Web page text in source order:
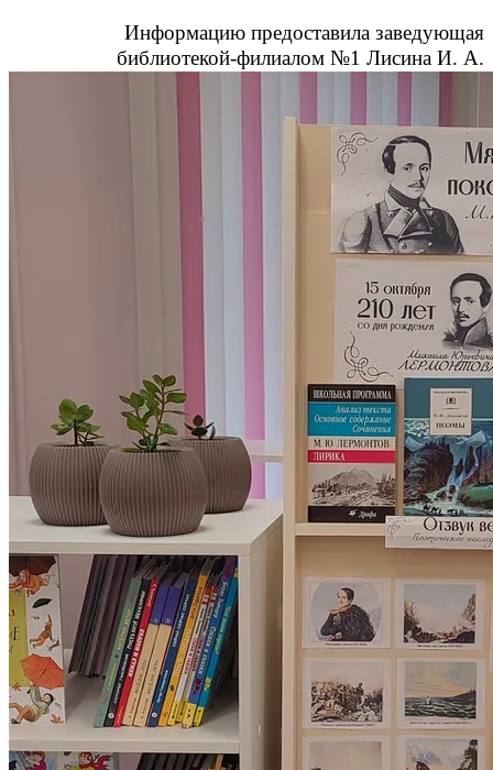
Информацию предоставила заведующая
библиотекой-филиалом №1 Лисина И. А.